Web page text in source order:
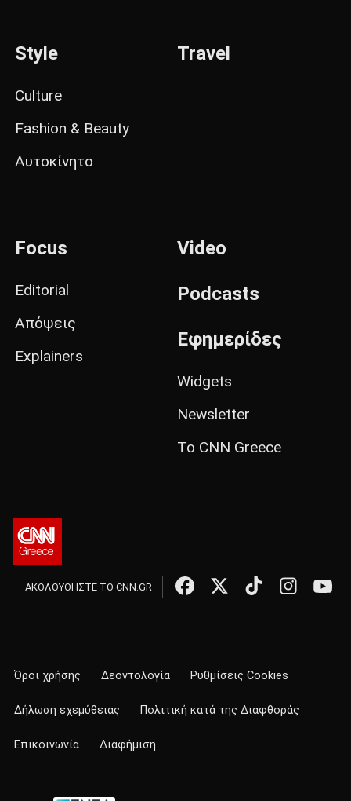
Style
Culture
Fashion & Beauty
Αυτοκίνητο
Travel
Focus
Editorial
Απόψεις
Explainers
Video
Podcasts
Εφημερίδες
Widgets
Newsletter
Το CNN Greece
ΑΚΟΛΟΥΘΗΣΤΕ ΤΟ CNN.GR
Όροι χρήσης Δεοντολογία Ρυθμίσεις Cookies
Δήλωση εχεμύθειας Πολιτική κατά της Διαφθοράς
Επικοινωνία Διαφήμιση